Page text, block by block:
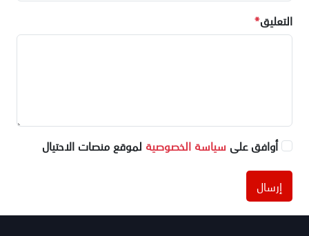
التعليق*
أوافق على سياسة الخصوصية لموقع منصات الاحتيال
إرسال